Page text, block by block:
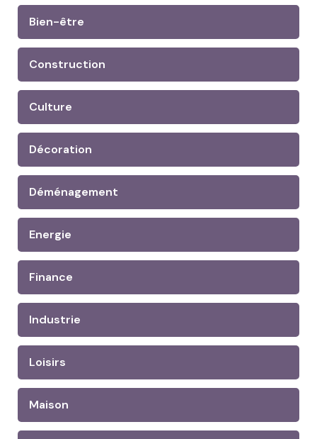
Bien-être
Construction
Culture
Décoration
Déménagement
Energie
Finance
Industrie
Loisirs
Maison